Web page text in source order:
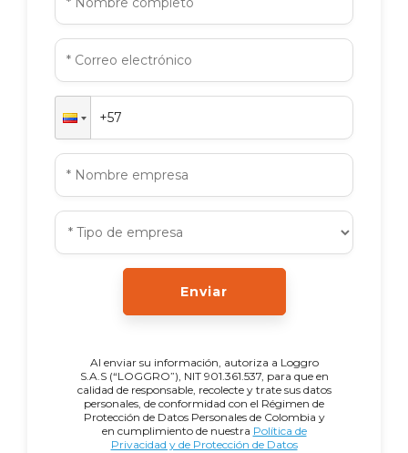
Enviar
Al enviar su información, autoriza a Loggro
S.A.S (“LOGGRO”), NIT 901.361.537, para que en
calidad de responsable, recolecte y trate sus datos
personales, de conformidad con el Régimen de
Protección de Datos Personales de Colombia y
en cumplimiento de nuestra Política de
Privacidad y de Protección de Datos